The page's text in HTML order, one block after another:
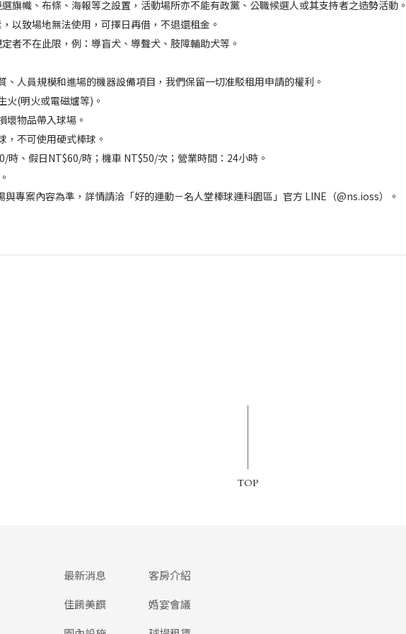
旗幟、布條、海報等之設置，活動場所亦不能有政黨、公職候選人或其支持者之造勢活動。
以致場地無法使用，可擇日再借，不退還租金。
者不在此限，例：導盲犬、導聲犬、肢障輔助犬等。
人員規模和進場的機器設備項目，我們保留一切准駁租用申請的權利。
火(明火或電磁爐等)。
壞物品帶入球場。
，不可使用硬式棒球。
時、假日NT$60/時；機車 NT$50/次；營業時間：24小時。
專案內容為準，詳情請洽「好的運動－名人堂棒球運科園區」官方 LINE（@ns.ioss）。
TOP
最新消息
客房介紹
佳餚美饌
婚宴會議